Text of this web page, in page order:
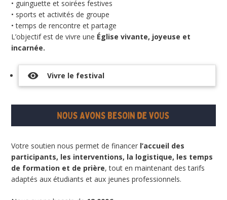
• guinguette et soirées festives
• sports et activités de groupe
• temps de rencontre et partage
L’objectif est de vivre une Église vivante, joyeuse et
incarnée.
visibility Vivre le festival
Votre soutien nous permet de financer l’accueil des
participants, les interventions, la logistique, les temps
de formation et de prière, tout en maintenant des tarifs
adaptés aux étudiants et aux jeunes professionnels.